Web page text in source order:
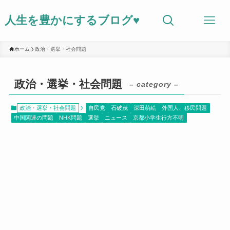
人生を豊かにするブログ♥
ホーム 政治・選挙・社会問題
政治・選挙・社会問題 – category –
政治・選挙・社会問題 自民党 石破茂 深田萌絵
外国人、移民問題
中国関連の問題
NHK問題 選挙 ニュース 京都小学生行方不明